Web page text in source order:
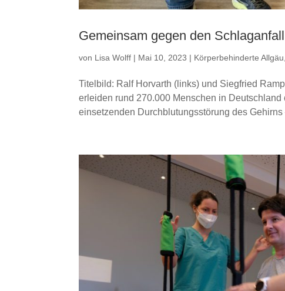
Gemeinsam gegen den Schlaganfall
von Lisa Wolff | Mai 10, 2023 | Körperbehinderte Allgäu
Titelbild: Ralf Horvarth (links) und Siegfried
erleiden rund 270.000 Menschen in
einsetzenden Durchblutungsstörung des Gehirns